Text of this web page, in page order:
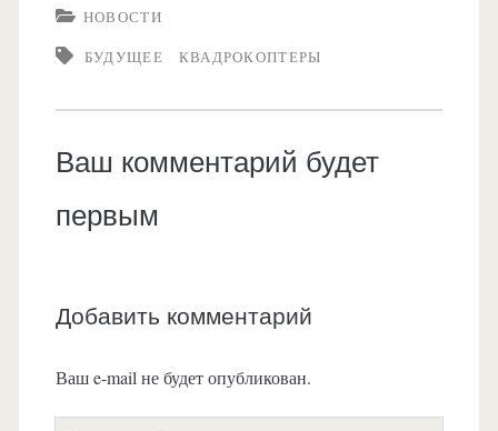
НОВОСТИ
БУДУЩЕЕ
КВАДРОКОПТЕРЫ
Ваш комментарий будет
первым
Добавить комментарий
Ваш e-mail не будет опубликован.